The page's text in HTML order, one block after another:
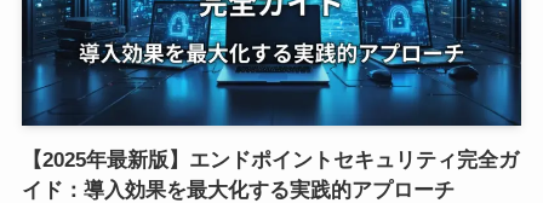
【2025年最新版】エンドポイントセキュリティ完全ガ
イド：導入効果を最大化する実践的アプローチ